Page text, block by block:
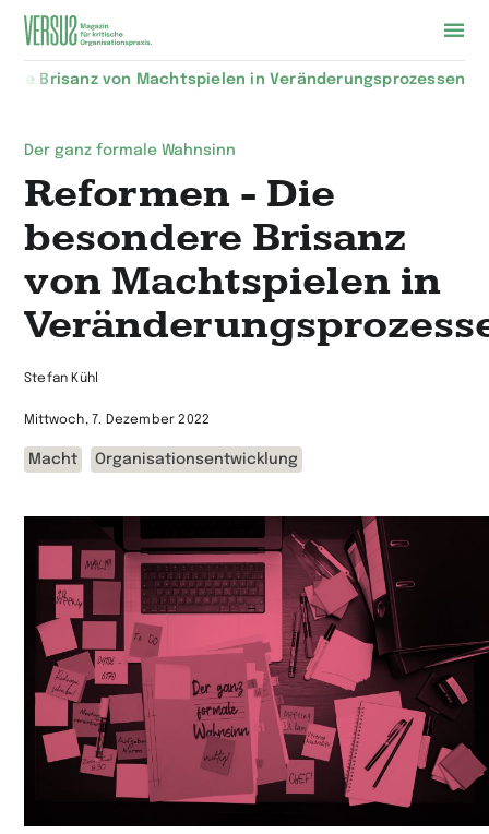
Zur
Brisanz von Machtspielen in Veränderungsprozessen
Der ganz formale Wahnsinn
Reformen - Die
besondere Brisanz
von Machtspielen in
Stefan Kühl
Mittwoch, 7. Dezember 2022
Macht Organisationsentwicklung